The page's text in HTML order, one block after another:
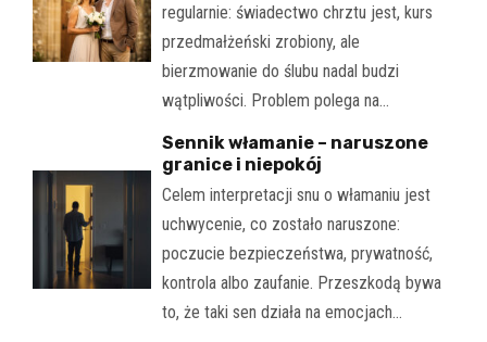
regularnie: świadectwo chrztu jest, kurs
przedmałżeński zrobiony, ale
bierzmowanie do ślubu nadal budzi
wątpliwości. Problem polega na…
Sennik włamanie – naruszone
granice i niepokój
Celem interpretacji snu o włamaniu jest
uchwycenie, co zostało naruszone:
poczucie bezpieczeństwa, prywatność,
kontrola albo zaufanie. Przeszkodą bywa
to, że taki sen działa na emocjach…